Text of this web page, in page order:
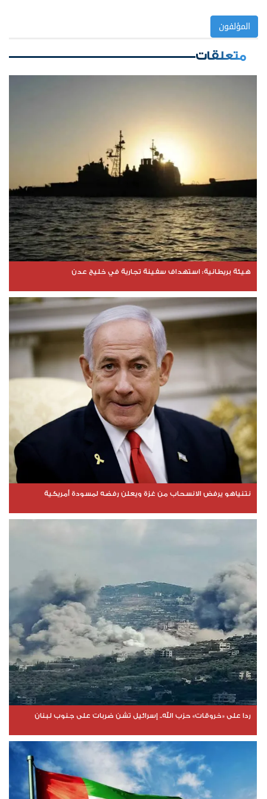
المؤلفون
متعلقات
هيئة بريطانية: استهداف سفينة تجارية في خليج عدن
نتنياهو يرفض الانسحاب من غزة ويعلن رفضه لمسودة أمريكية
ردا على «خروقات» حزب الله.. إسرائيل تشن ضربات على جنوب لبنان